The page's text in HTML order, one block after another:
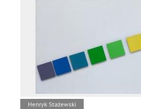
Henryk Stażewski